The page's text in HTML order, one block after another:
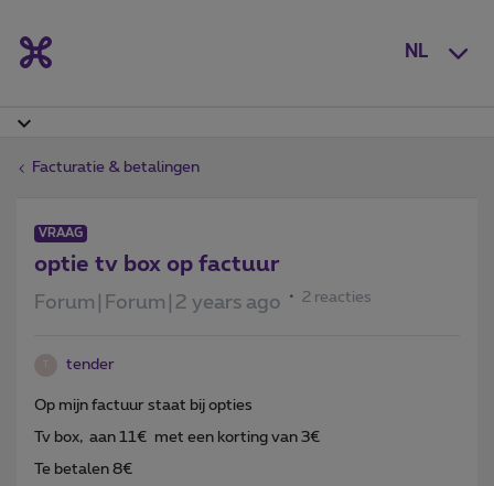
NL
Facturatie & betalingen
VRAAG
optie tv box op factuur
Forum|Forum|2 years ago 2 reacties
tender
Op mijn factuur staat bij opties
Tv box, aan 11€ met een korting van 3€
Te betalen 8€